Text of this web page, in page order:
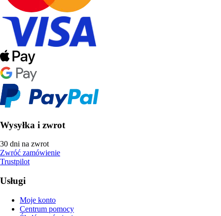
Wysyłka i zwrot
30 dni na zwrot
Zwróć zamówienie
Trustpilot
Usługi
Moje konto
Centrum pomocy